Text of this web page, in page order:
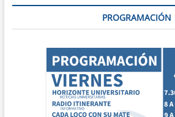
PROGRAMACIÓN